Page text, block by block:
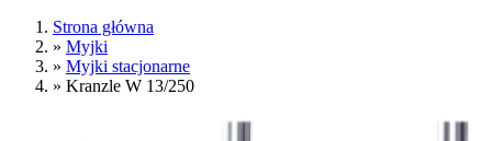
Strona główna
» Myjki
» Myjki stacjonarne
» Kranzle W 13/250